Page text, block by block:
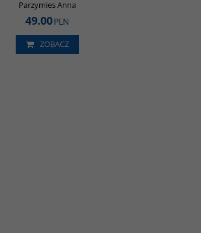
Parzymies Anna
49.00PLN
ZOBACZ